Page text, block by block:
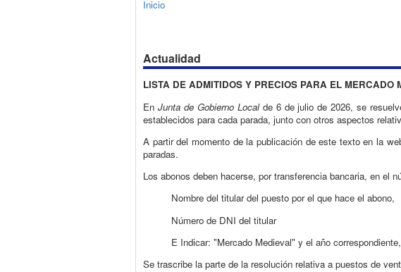
Inicio
Actualidad
LISTA DE ADMITIDOS Y PRECIOS PARA EL MERCADO
En Junta de Gobierno Local de 6 de julio de 2026, se
establecidos para cada parada, junto con otros aspectos
A partir del momento de la publicación de este texto en la
paradas.
Los abonos deben hacerse, por transferencia bancaria, en el
Nombre del titular del puesto por el que hace el abono,
Número de DNI del titular
E Indicar: "Mercado Medieval" y el año
Se trascribe la parte de la resolución relativa a puestos de